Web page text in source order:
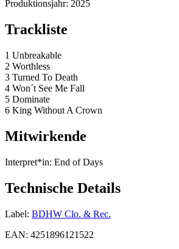
Produktionsjahr: 2025
Trackliste
1 Unbreakable
2 Worthless
3 Turned To Death
4 Won´t See Me Fall
5 Dominate
6 King Without A Crown
Mitwirkende
Interpret*in: End of Days
Technische Details
Label: BDHW Clo. & Rec.
EAN: 4251896121522